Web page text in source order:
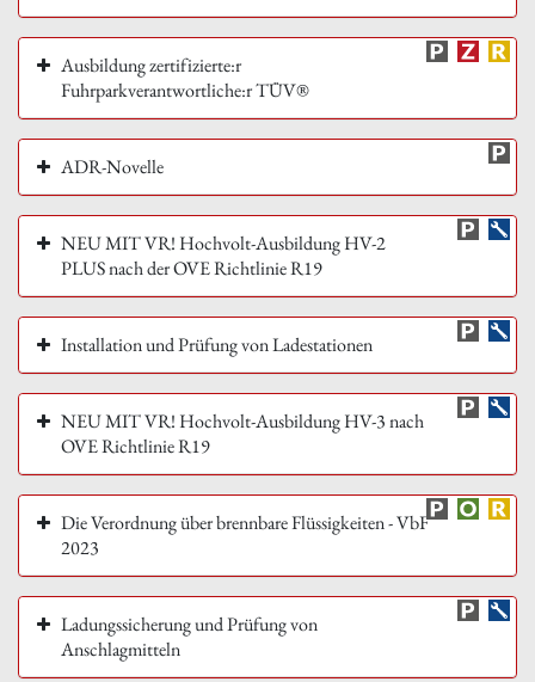
Ausbildung zertifizierte:r
Fuhrparkverantwortliche:r TÜV®
ADR-Novelle
NEU MIT VR! Hochvolt-Ausbildung HV-2
PLUS nach der OVE Richtlinie R19
Installation und Prüfung von Ladestationen
NEU MIT VR! Hochvolt-Ausbildung HV-3 nach
OVE Richtlinie R19
Die Verordnung über brennbare Flüssigkeiten - VbF
2023
Ladungssicherung und Prüfung von
Anschlagmitteln